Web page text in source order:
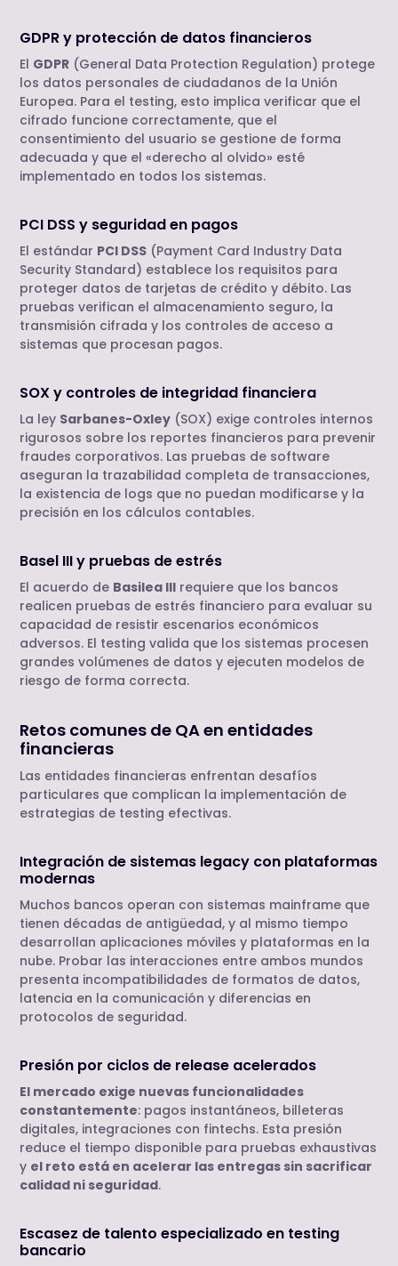
GDPR y protección de datos financieros
El GDPR (General Data Protection Regulation) protege
los datos personales de ciudadanos de la Unión
Europea. Para el testing, esto implica verificar que el
cifrado funcione correctamente, que el
consentimiento del usuario se gestione de forma
adecuada y que el «derecho al olvido» esté
implementado en todos los sistemas.
PCI DSS y seguridad en pagos
El estándar PCI DSS (Payment Card Industry Data
Security Standard) establece los requisitos para
proteger datos de tarjetas de crédito y débito. Las
pruebas verifican el almacenamiento seguro, la
transmisión cifrada y los controles de acceso a
sistemas que procesan pagos.
SOX y controles de integridad financiera
La ley Sarbanes-Oxley (SOX) exige controles internos
rigurosos sobre los reportes financieros para prevenir
fraudes corporativos. Las pruebas de software
aseguran la trazabilidad completa de transacciones,
la existencia de logs que no puedan modificarse y la
precisión en los cálculos contables.
Basel III y pruebas de estrés
El acuerdo de Basilea III requiere que los bancos
realicen pruebas de estrés financiero para evaluar su
capacidad de resistir escenarios económicos
adversos. El testing valida que los sistemas procesen
grandes volúmenes de datos y ejecuten modelos de
riesgo de forma correcta.
Retos comunes de QA en entidades
financieras
Las entidades financieras enfrentan desafíos
particulares que complican la implementación de
estrategias de testing efectivas.
Integración de sistemas legacy con plataformas
modernas
Muchos bancos operan con sistemas mainframe que
tienen décadas de antigüedad, y al mismo tiempo
desarrollan aplicaciones móviles y plataformas en la
nube. Probar las interacciones entre ambos mundos
presenta incompatibilidades de formatos de datos,
latencia en la comunicación y diferencias en
protocolos de seguridad.
Presión por ciclos de release acelerados
El mercado exige nuevas funcionalidades
constantemente: pagos instantáneos, billeteras
digitales, integraciones con fintechs. Esta presión
reduce el tiempo disponible para pruebas exhaustivas
y el reto está en acelerar las entregas sin sacrificar
calidad ni seguridad.
Escasez de talento especializado en testing
bancario